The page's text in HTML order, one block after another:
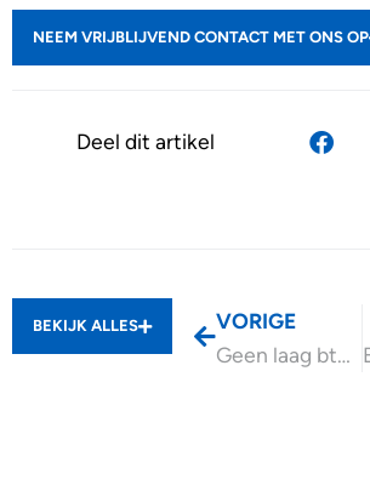
NEEM VRIJBLIJVEND CONTACT MET ONS OP
Deel dit artikel
BEKIJK ALLES
VORIGE
Geen laag btw-tarief hammam- en rassoulrituelen in sauna